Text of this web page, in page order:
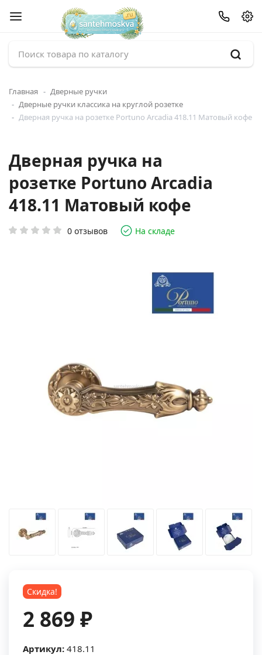
Главная
Дверные ручки
Дверные ручки классика на круглой розетке
Дверная ручка на розетке Portuno Arcadia 418.11 Матовый кофе
Дверная ручка на
розетке Portuno Arcadia
418.11 Матовый кофе
0 отзывов На складе
Скидка!
2 869 ₽
Артикул: 418.11